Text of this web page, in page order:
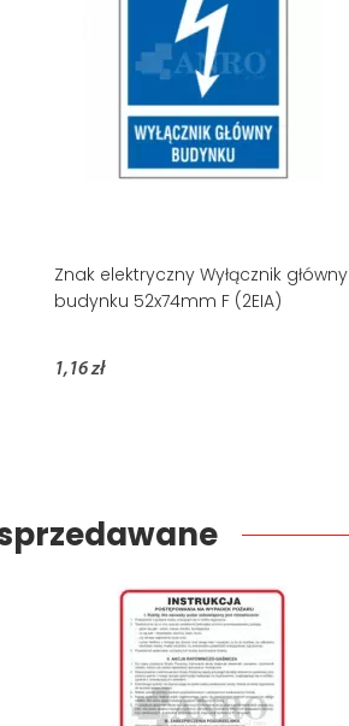
Znak elektryczny Wyłącznik główny
budynku 52x74mm F (2EIA)
1,16 zł